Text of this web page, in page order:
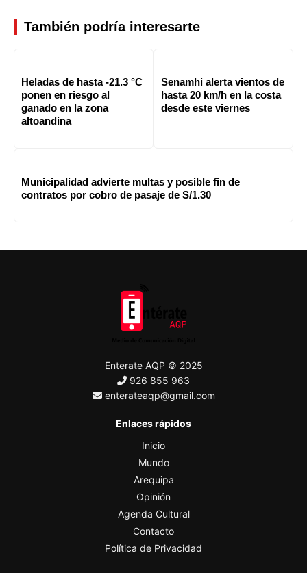
También podría interesarte
Heladas de hasta -21.3 °C
ponen en riesgo al
ganado en la zona
altoandina
Senamhi alerta vientos de
hasta 20 km/h en la costa
desde este viernes
Municipalidad advierte multas y posible fin de
contratos por cobro de pasaje de S/1.30
Enterate AQP © 2025
926 855 963
enterateaqp@gmail.com
Enlaces rápidos
Inicio
Mundo
Arequipa
Opinión
Agenda Cultural
Contacto
Política de Privacidad